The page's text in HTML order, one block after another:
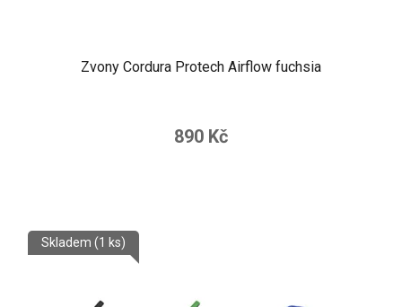
Zvony Cordura Protech Airflow fuchsia
890 Kč
Skladem (1 ks)